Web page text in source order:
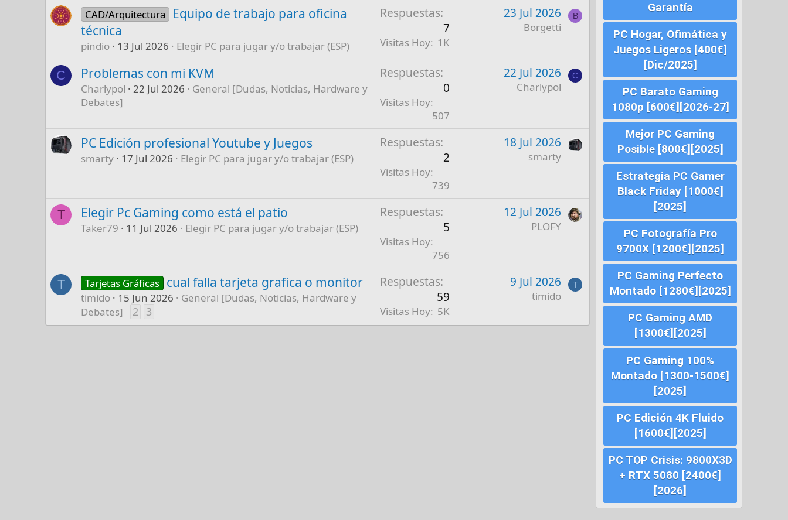
CAD/Arquitectura
Equipo de trabajo para oficina
técnica
pindio 13 Jul 2026 Elegir PC para jugar y/o trabajar (ESP)
Respuestas
7
Visitas Hoy 1K
23 Jul 2026
Borgetti
B
C Problemas con mi KVM
Charlypol 22 Jul 2026
General [Dudas, Noticias, Hardware y
Debates]
Respuestas
0
Visitas Hoy
507
22 Jul 2026
Charlypol
C
PC Edición profesional Youtube y Juegos
smarty 17 Jul 2026 Elegir PC para jugar y/o trabajar (ESP)
Respuestas
2
Visitas Hoy
739
18 Jul 2026
smarty
T Elegir Pc Gaming como está el patio
Taker79 11 Jul 2026 Elegir PC para jugar y/o trabajar (ESP)
Respuestas
5
Visitas Hoy
756
12 Jul 2026
PLOFY
T Tarjetas Gráficas cual falla tarjeta grafica o monitor
timido 15 Jun 2026
General [Dudas, Noticias, Hardware y
Debates]
2 3
Respuestas
59
Visitas Hoy 5K
9 Jul 2026
timido
T
Garantía
PC Hogar, Ofimática y
Juegos Ligeros [400€]
[Dic/2025]
PC Barato Gaming
1080p [600€][2026-27]
Mejor PC Gaming
Posible [800€][2025]
Estrategia PC Gamer
Black Friday [1000€]
[2025]
PC Fotografía Pro
9700X [1200€][2025]
PC Gaming Perfecto
Montado [1280€][2025]
PC Gaming AMD
[1300€][2025]
PC Gaming 100%
Montado [1300-1500€]
[2025]
PC Edición 4K Fluido
[1600€][2025]
PC TOP Crisis: 9800X3D
+ RTX 5080 [2400€]
[2026]